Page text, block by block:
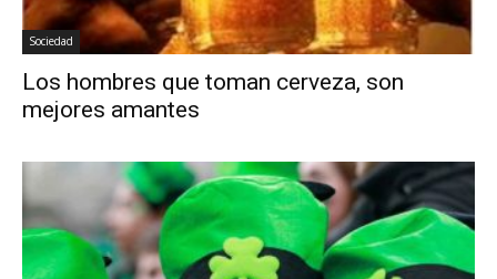
Sociedad
Los hombres que toman cerveza, son
mejores amantes